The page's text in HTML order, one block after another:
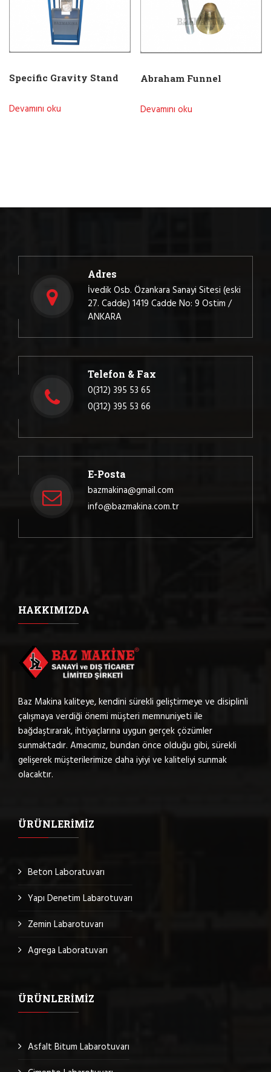
Specific Gravity Stand
Devamını oku
Abraham Funnel
Devamını oku
Adres
İvedik Osb. Özankara Sanayi Sitesi (eski
27. Cadde) 1419 Cadde No: 9 Ostim /
ANKARA
Telefon & Fax
0(312) 395 53 65
0(312) 395 53 66
E-Posta
bazmakina@gmail.com
info@bazmakina.com.tr
HAKKIMIZDA
Baz Makina kaliteye, kendini sürekli geliştirmeye ve disiplinli
çalışmaya verdiği önemi müşteri memnuniyeti ile
bağdaştırarak, ihtiyaçlarına uygun gerçek çözümler
sunmaktadır. Amacımız, bundan önce olduğu gibi, sürekli
gelişerek müşterilerimize daha iyiyi ve kaliteliyi sunmak
olacaktır.
ÜRÜNLERIMIZ
Beton Laboratuvarı
Yapı Denetim Labarotuvarı
Zemin Labarotuvarı
Agrega Laboratuvarı
ÜRÜNLERIMIZ
Asfalt Bitum Labarotuvarı